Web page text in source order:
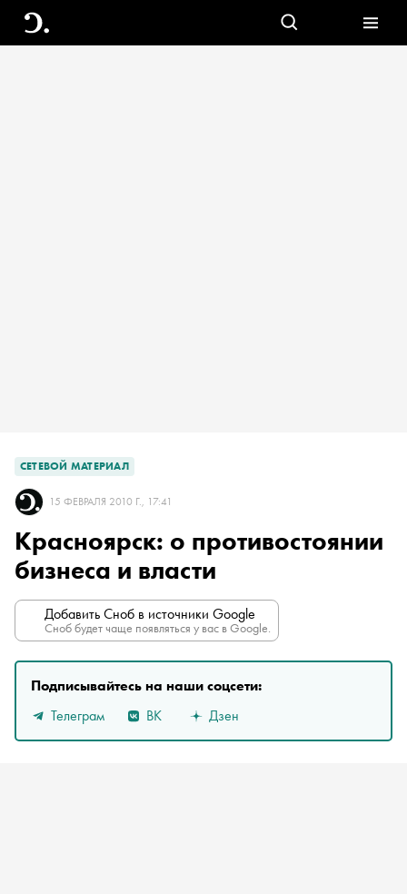
СЕТЕВОЙ МАТЕРИАЛ
15 ФЕВРАЛЯ 2010 Г., 17:41
Красноярск: о противостоянии
бизнеса и власти
Добавить Сноб в источники Google
Сноб будет чаще появляться у вас в Google.
Подписывайтесь на наши соцсети:
Телеграм
ВК Дзен